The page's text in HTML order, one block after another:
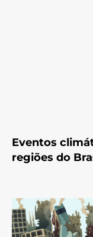
Eventos
regiões do